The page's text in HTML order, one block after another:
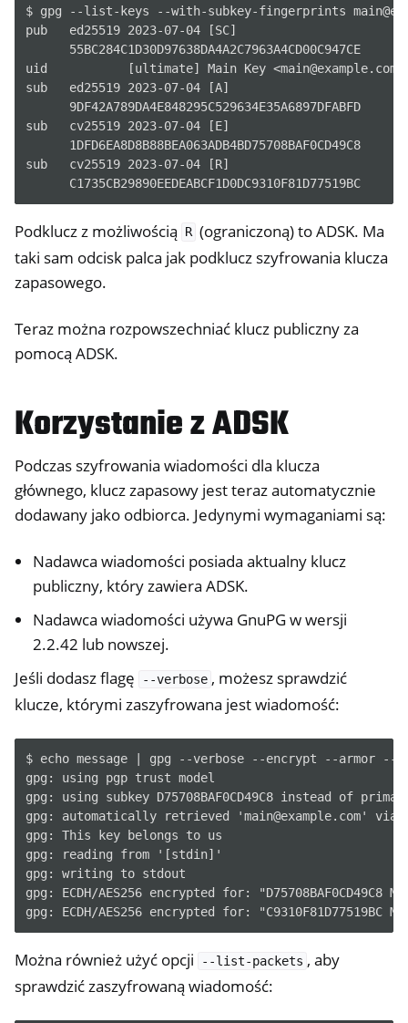
$ gpg --list-keys --with-subkey-fingerprints
pub   ed25519 2023-07-04 [SC]
      55BC284C1D30D97638DA4A2C7963A4CD00C947CE
uid           [ultimate] Main Key <main@example.com>
sub   ed25519 2023-07-04 [A]
      9DF42A789DA4E848295C529634E35A6897DFABFD
sub   cv25519 2023-07-04 [E]
      1DFD6EA8D8B88BEA063ADB4BD75708BAF0CD49C8
sub   cv25519 2023-07-04 [R]
Podklucz z możliwością R (ograniczoną) to ADSK. Ma
taki sam odcisk palca jak podklucz szyfrowania klucza
zapasowego.
Teraz można rozpowszechniać klucz publiczny za
pomocą ADSK.
Korzystanie z ADSK
Podczas szyfrowania wiadomości dla klucza
głównego, klucz zapasowy jest teraz automatycznie
dodawany jako odbiorca. Jedynymi wymaganiami są:
Nadawca wiadomości posiada aktualny klucz
publiczny, który zawiera ADSK.
Nadawca wiadomości używa GnuPG w wersji
2.2.42 lub nowszej.
Jeśli dodasz flagę
--verbose , możesz sprawdzić
klucze, którymi zaszyfrowana jest wiadomość:
$ echo message | gpg --verbose --encrypt --armor --
gpg: using pgp trust model
gpg: using subkey D75708BAF0CD49C8 instead of primary
gpg: automatically retrieved 'main@example.com' via
gpg: This key belongs to us
gpg: reading from '[stdin]'
gpg: writing to stdout
gpg: ECDH/AES256 encrypted for: "D75708BAF0CD49C8
Można również użyć opcji --list-packets , aby
sprawdzić zaszyfrowaną wiadomość: